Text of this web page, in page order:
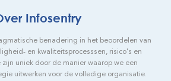
Infosentry
benadering in het beoordelen van
en kwaliteitsprocesssen, risico's en
uniek door de manier waarop we een
uitwerken voor de volledige organisatie.